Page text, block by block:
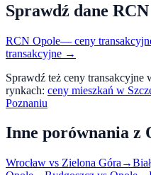
Sprawdź dane
RCN Opole— ceny
transakcyjne →
Sprawdź też ceny
rynkach: ceny mieszkań w
Poznaniu
Inne porównania z
Wrocław vs Zielona Góra →